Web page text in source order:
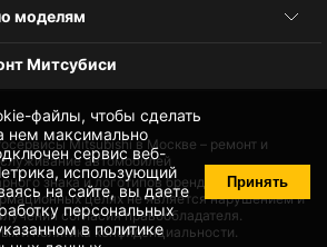
файлы, чтобы сделать
нем максимально
сервис веб-
использующий
на сайте, вы даете
персональных
в политике
Принять
моделям
Митсубиси
Mitsubishi в Москве – ремонт и
автомобилей
знака и логотипов бренда происходит
целях не является нарушением и
согласия правообладателя.
и политика конфиденциальности.